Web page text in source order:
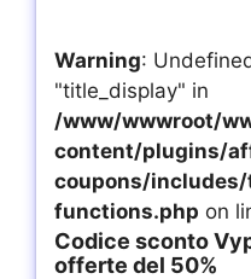
Warning:
"title_display" in
/www/wwwroot/
content/plugins/
coupons/
functions.php on
Codice sconto
offerte del 50%